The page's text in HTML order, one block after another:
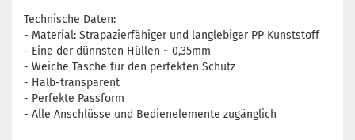
Technische Daten:
- Material: Strapazierfähiger und langlebiger PP Kunststoff
- Eine der dünnsten Hüllen ~ 0,35mm
- Weiche Tasche für den perfekten Schutz
- Halb-transparent
- Perfekte Passform
- Alle Anschlüsse und Bedienelemente zugänglich